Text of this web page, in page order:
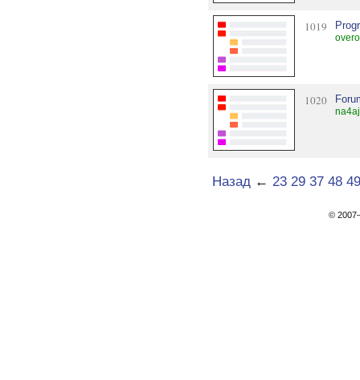
1019
1020
Назад← 23 29 37 48 49
©